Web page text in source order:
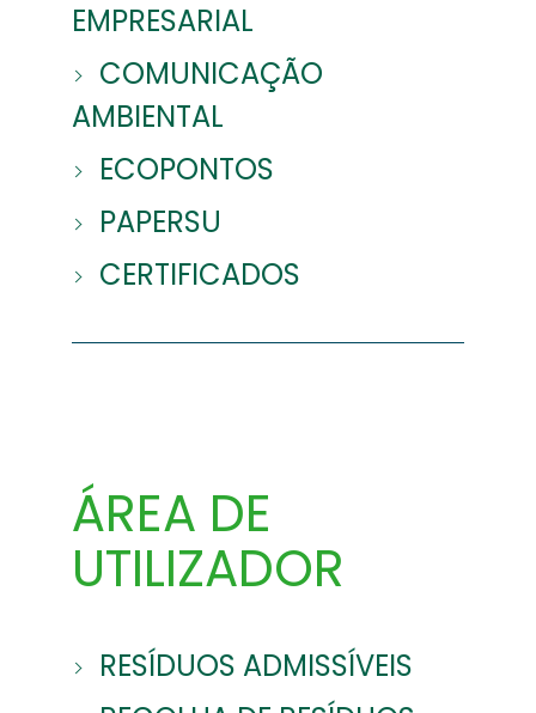
EMPRESARIAL
COMUNICAÇÃO
AMBIENTAL
ECOPONTOS
PAPERSU
CERTIFICADOS
ÁREA DE
UTILIZADOR
RESÍDUOS ADMISSÍVEIS